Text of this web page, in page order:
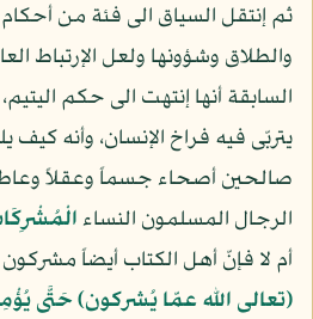
ثم إنتقل السياق الى فئة من أحكام
والطلاق وشؤونها ولعل الإرتباط
السابقة أنها إنتهت الى حكم
يتربّى فيه فراخ الإنسان، وأنه كيف
صالحين أصحاء جسماً وعقلاً
الرجال المسلمون النساء
أم لا فإنّ أهل الكتاب أيضاً
(تعالى الله عمّا يُشركون)حَتَّى